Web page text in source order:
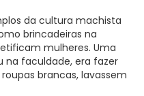
da cultura machista
brincadeiras na
mulheres. Uma
na faculdade, era fazer
brancas, lavassem